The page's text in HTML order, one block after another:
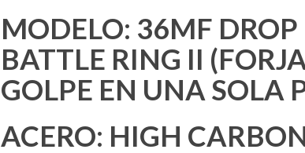
MODELO: 36MF DROP
BATTLE RING II
GOLPE EN UNA SOLA
ACERO: HIGH